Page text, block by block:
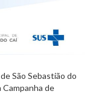
São Sebastião do
Campanha de